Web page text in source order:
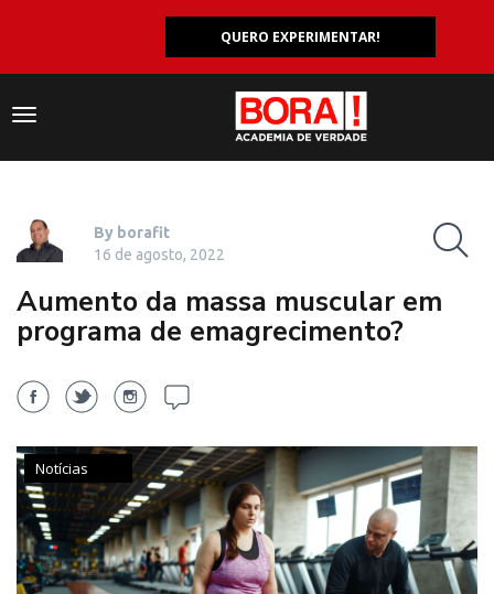
QUERO EXPERIMENTAR!
Navegação
By borafit
16 de agosto, 2022
Aumento da massa muscular em
programa de emagrecimento?
Notícias